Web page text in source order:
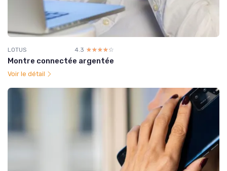
LOTUS 4.3 ☆☆☆☆☆
★★★★★
Montre connectée argentée
Voir le détail